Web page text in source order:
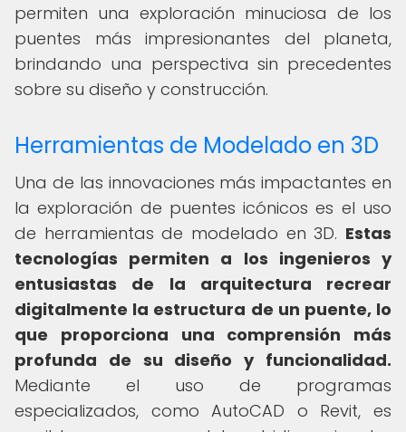
permiten una exploración minuciosa de los
puentes más impresionantes del planeta,
brindando una perspectiva sin precedentes
sobre su diseño y construcción.
Herramientas de Modelado en 3D
Una de las innovaciones más impactantes en
la exploración de puentes icónicos es el uso
de herramientas de modelado en 3D. Estas
tecnologías permiten a los ingenieros y
entusiastas de la arquitectura recrear
digitalmente la estructura de un puente, lo
que proporciona una comprensión más
profunda de su diseño y funcionalidad.
Mediante el uso de programas
especializados, como AutoCAD o Revit, es